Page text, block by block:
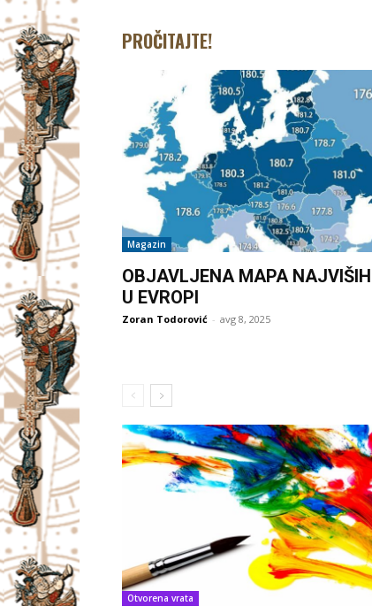
PROČITAJTE!
Magazin
OBJAVLJENA MAPA
U EVROPI
Zoran Todorović - avg 8, 2025
Otvorena vrata